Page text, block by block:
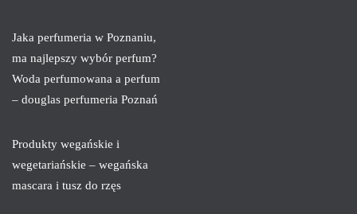
Jaka perfumeria w Poznaniu,
ma najlepszy wybór perfum?
Woda perfumowana a perfum
– douglas perfumeria Poznań
Produkty wegańskie i
wegetariańskie – wegańska
mascara i tusz do rzęs